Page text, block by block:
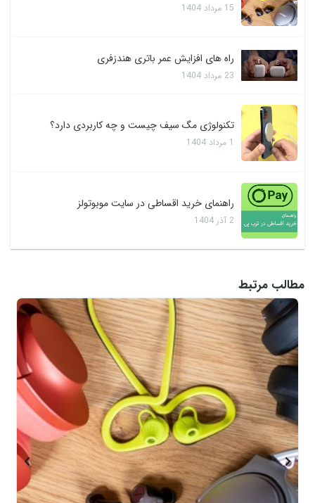
15 مرداد 1404
راه های افزایش عمر باتری هندزفری
23 مرداد 1404
تکنولوژی مگ سیف چیست و چه کاربردی دارد؟
1 مرداد 1404
راهنمای خرید اقساطی در سایت موبوتولز
2 آذر 1404
مطالب مرتبط